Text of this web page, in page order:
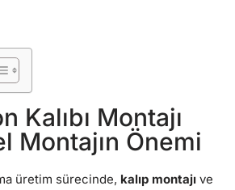
Kalıbı Montajı
Montajın Önemi
üretim sürecinde, kalıp montajı ve